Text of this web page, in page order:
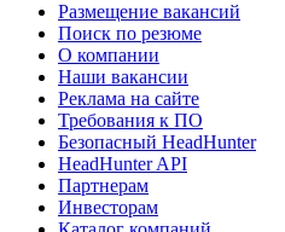
Размещение вакансий
Поиск по резюме
О компании
Наши вакансии
Реклама на сайте
Требования к ПО
Безопасный HeadHunter
HeadHunter API
Партнерам
Инвесторам